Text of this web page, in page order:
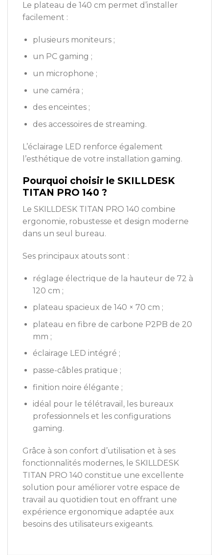
Le plateau de 140 cm permet d’installer
facilement :
plusieurs moniteurs ;
un PC gaming ;
un microphone ;
une caméra ;
des enceintes ;
des accessoires de streaming.
L’éclairage LED renforce également
l’esthétique de votre installation gaming.
Pourquoi choisir le SKILLDESK
TITAN PRO 140 ?
Le SKILLDESK TITAN PRO 140 combine
ergonomie, robustesse et design moderne
dans un seul bureau.
Ses principaux atouts sont :
réglage électrique de la hauteur de 72 à
120 cm ;
plateau spacieux de 140 × 70 cm ;
plateau en fibre de carbone P2PB de 20
mm ;
éclairage LED intégré ;
passe-câbles pratique ;
finition noire élégante ;
idéal pour le télétravail, les bureaux
professionnels et les configurations
gaming.
Grâce à son confort d’utilisation et à ses
fonctionnalités modernes, le SKILLDESK
TITAN PRO 140 constitue une excellente
solution pour améliorer votre espace de
travail au quotidien tout en offrant une
expérience ergonomique adaptée aux
besoins des utilisateurs exigeants.